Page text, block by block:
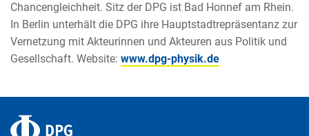
Chancengleichheit. Sitz der DPG ist Bad Honnef am Rhein.
In Berlin unterhält die DPG ihre Hauptstadtrepräsentanz zur
Vernetzung mit Akteurinnen und Akteuren aus Politik und
Gesellschaft. Website: www.dpg-physik.de